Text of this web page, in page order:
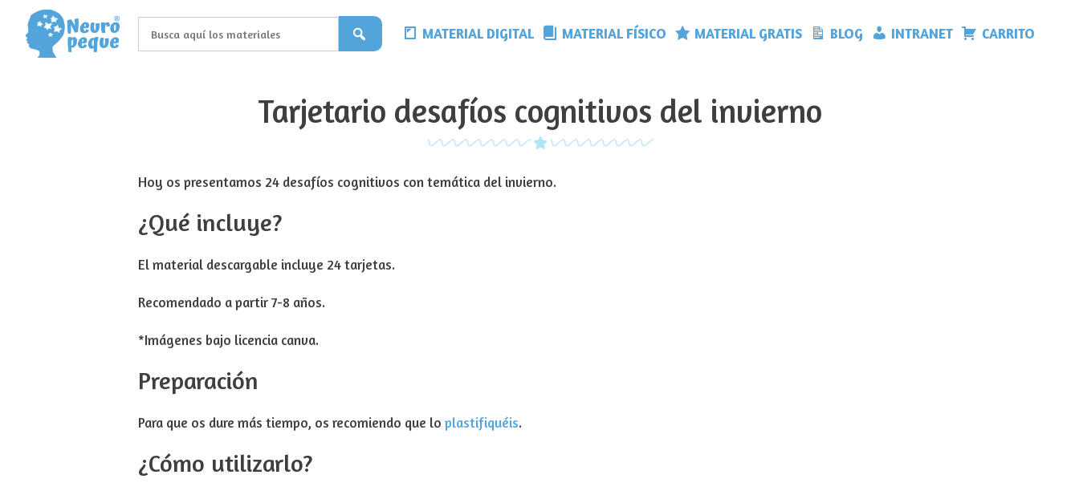
Saltar
contenido
MATERIAL DIGITAL MATERIAL FÍSICO MATERIAL GRATIS BLOG INTRANET CARRITO
Tarjetario desafíos cognitivos del invierno
Hoy os presentamos 24 desafíos cognitivos con temática del invierno.
¿Qué incluye?
El material descargable incluye 24 tarjetas.
Recomendado a partir 7-8 años.
*Imágenes bajo licencia canva.
Preparación
Para que os dure más tiempo, os recomiendo que lo plastifiquéis.
¿Cómo utilizarlo?